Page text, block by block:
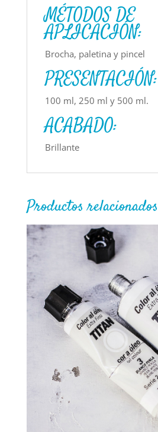
MÉTODOS DE
APLICACIÓN:
Brocha, paletina y pincel
PRESENTACIÓN:
100 ml, 250 ml y 500 ml.
ACABADO:
Brillante
Productos relacionados